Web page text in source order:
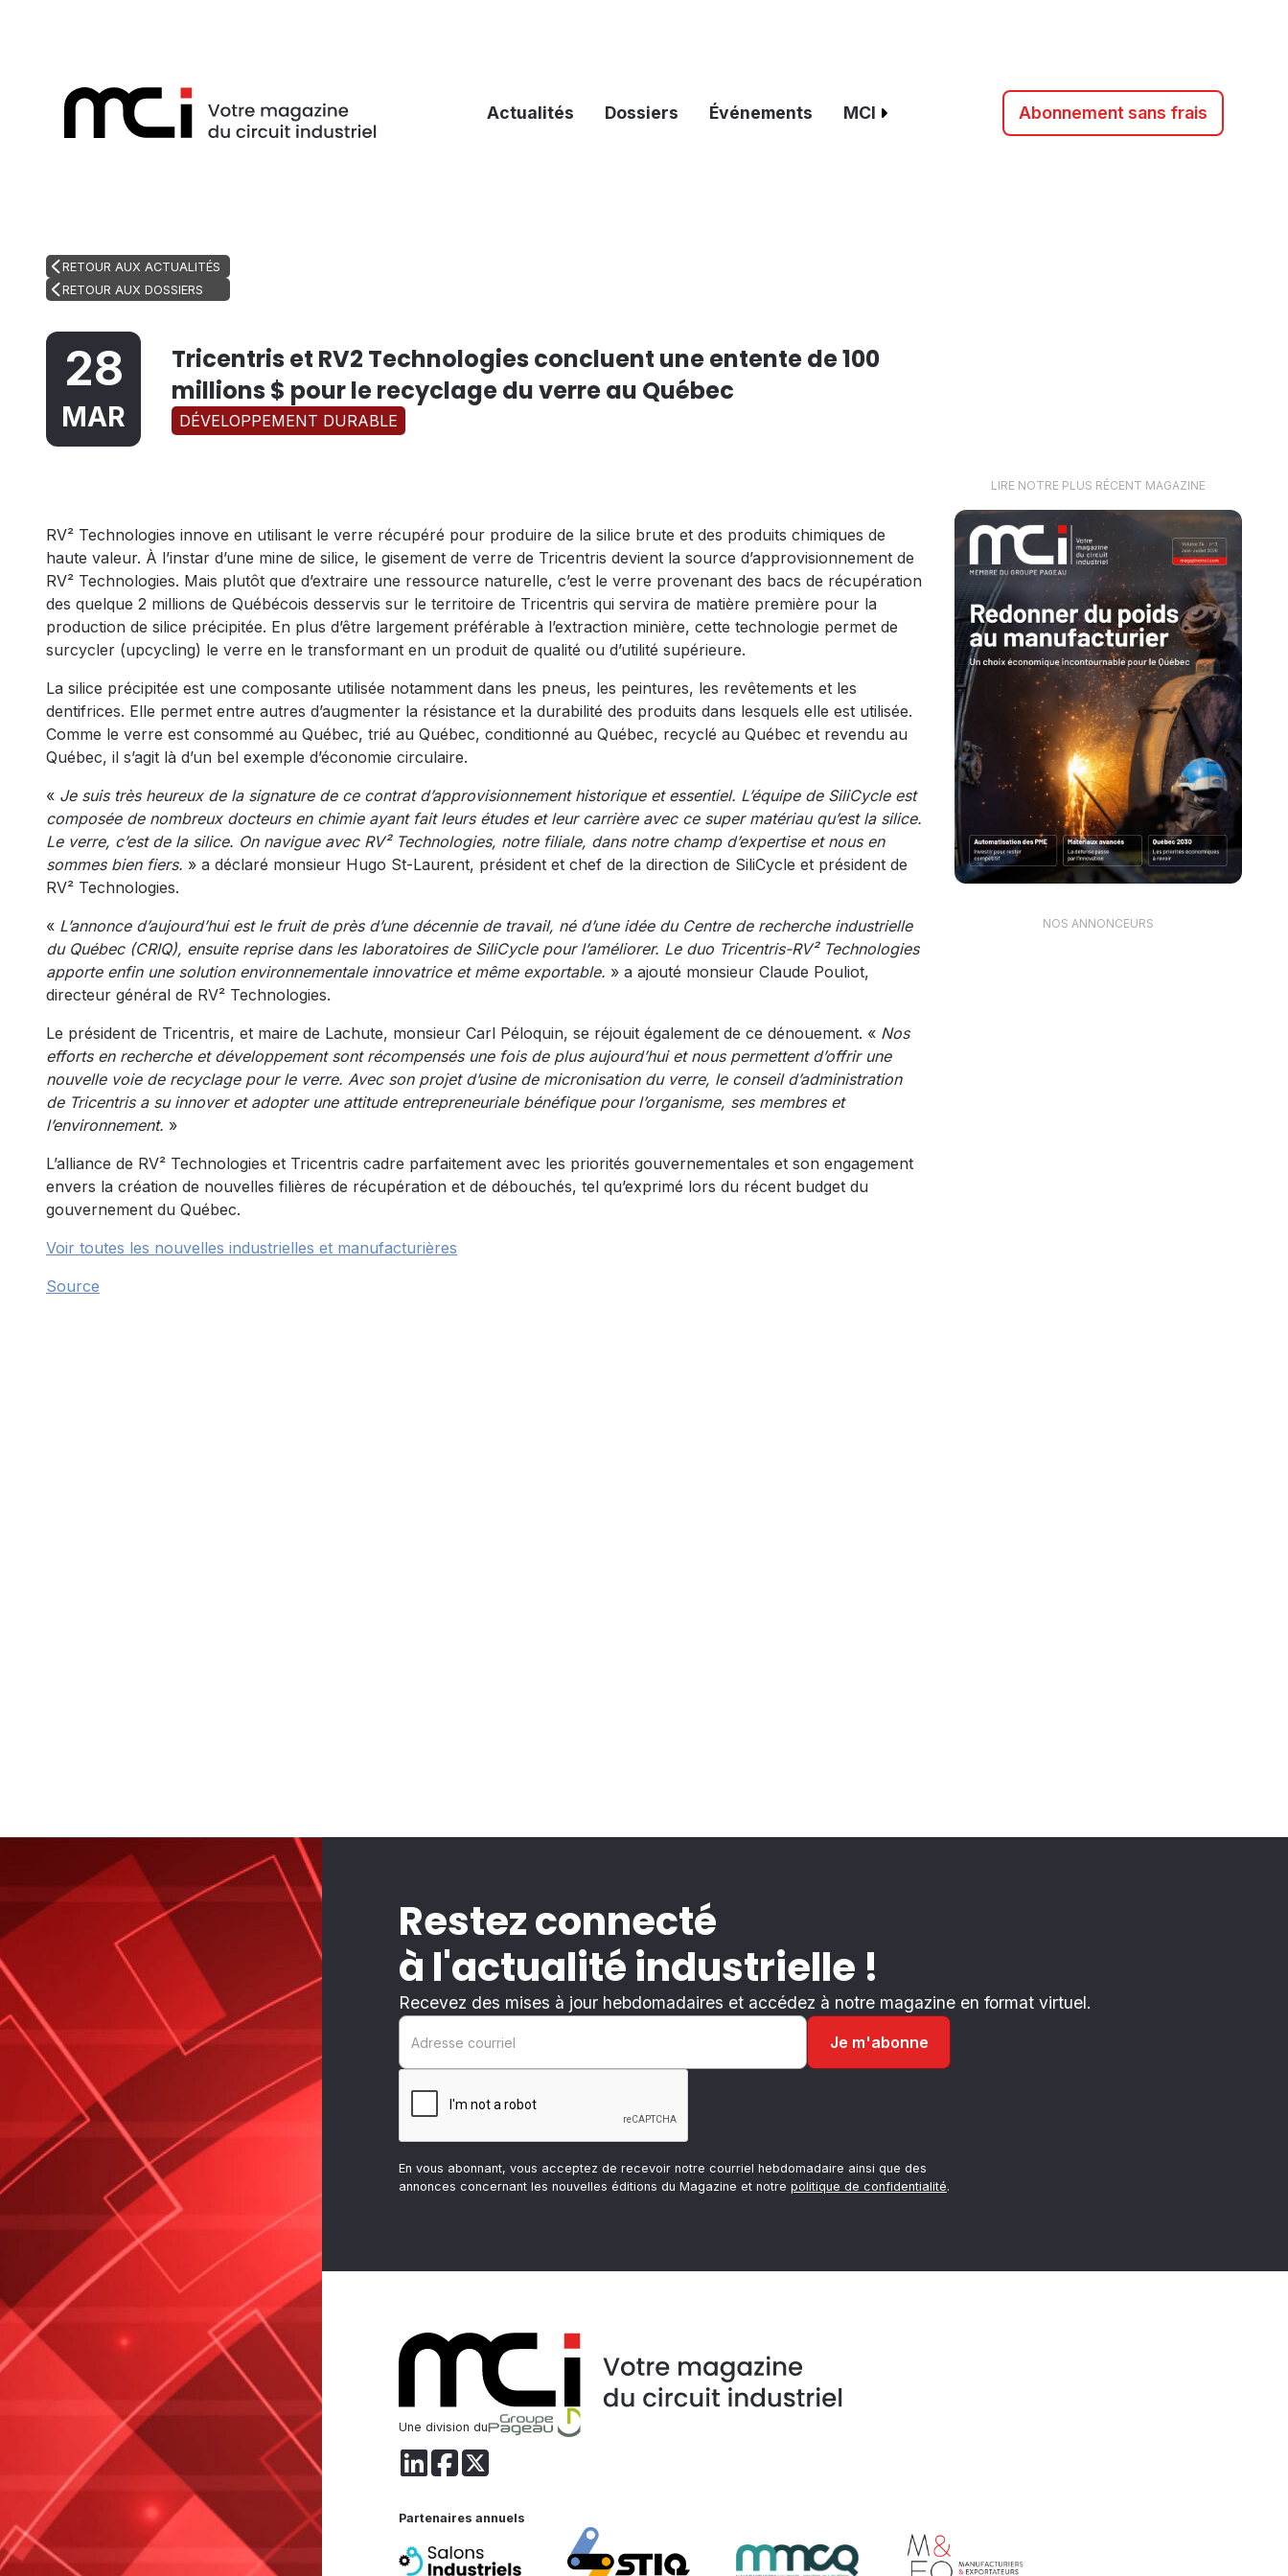
Actualités Dossiers Événements MCI Abonnement sans frais
RETOUR AUX ACTUALITÉS
RETOUR AUX DOSSIERS
28
MAR
Tricentris et RV2 Technologies concluent une entente de 100
millions $ pour le recyclage du verre au Québec
DÉVELOPPEMENT DURABLE
RV² Technologies innove en utilisant le verre récupéré pour produire de la silice brute et des produits chimiques de
haute valeur. À l’instar d’une mine de silice, le gisement de verre de Tricentris devient la source d’approvisionnement de
RV² Technologies. Mais plutôt que d’extraire une ressource naturelle, c’est le verre provenant des bacs de récupération
des quelque 2 millions de Québécois desservis sur le territoire de Tricentris qui servira de matière première pour la
production de silice précipitée. En plus d’être largement préférable à l’extraction minière, cette technologie permet de
surcycler (upcycling) le verre en le transformant en un produit de qualité ou d’utilité supérieure.
La silice précipitée est une composante utilisée notamment dans les pneus, les peintures, les revêtements et les
dentifrices. Elle permet entre autres d’augmenter la résistance et la durabilité des produits dans lesquels elle est utilisée.
Comme le verre est consommé au Québec, trié au Québec, conditionné au Québec, recyclé au Québec et revendu au
Québec, il s’agit là d’un bel exemple d’économie circulaire.
« Je suis très heureux de la signature de ce contrat d’approvisionnement historique et essentiel. L’équipe de SiliCycle est
composée de nombreux docteurs en chimie ayant fait leurs études et leur carrière avec ce super matériau qu’est la silice.
Le verre, c’est de la silice. On navigue avec RV² Technologies, notre filiale, dans notre champ d’expertise et nous en
sommes bien fiers. » a déclaré monsieur Hugo St-Laurent, président et chef de la direction de SiliCycle et président de
RV² Technologies.
« L’annonce d’aujourd’hui est le fruit de près d’une décennie de travail, né d’une idée du Centre de recherche industrielle
du Québec (CRIQ), ensuite reprise dans les laboratoires de SiliCycle pour l’améliorer. Le duo Tricentris-RV² Technologies
apporte enfin une solution environnementale innovatrice et même exportable. » a ajouté monsieur Claude Pouliot,
directeur général de RV² Technologies.
Le président de Tricentris, et maire de Lachute, monsieur Carl Péloquin, se réjouit également de ce dénouement. « Nos
efforts en recherche et développement sont récompensés une fois de plus aujourd’hui et nous permettent d’offrir une
nouvelle voie de recyclage pour le verre. Avec son projet d’usine de micronisation du verre, le conseil d’administration
de Tricentris a su innover et adopter une attitude entrepreneuriale bénéfique pour l’organisme, ses membres et
l’environnement. »
L’alliance de RV² Technologies et Tricentris cadre parfaitement avec les priorités gouvernementales et son engagement
envers la création de nouvelles filières de récupération et de débouchés, tel qu’exprimé lors du récent budget du
gouvernement du Québec.
Voir toutes les nouvelles industrielles et manufacturières
Source
LIRE NOTRE PLUS RÉCENT MAGAZINE
NOS ANNONCEURS
Restez connecté
à l'actualité industrielle !
Recevez des mises à jour hebdomadaires et accédez à notre magazine en format virtuel.
En vous abonnant, vous acceptez de recevoir notre courriel hebdomadaire ainsi que des
annonces concernant les nouvelles éditions du Magazine et notre politique de confidentialité.
Une division du
Partenaires annuels